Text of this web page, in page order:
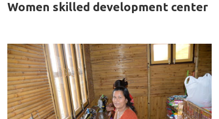
Women skilled development center